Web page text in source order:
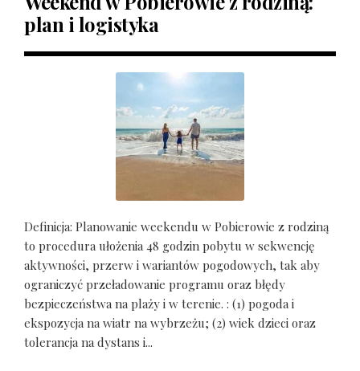
plan i logistyka
Definicja: Planowanie weekendu w Pobierowie z rodziną
to procedura ułożenia 48 godzin pobytu w sekwencję
aktywności, przerw i wariantów pogodowych, tak aby
ograniczyć przeładowanie programu oraz błędy
bezpieczeństwa na plaży i w terenie. : (1) pogoda i
ekspozycja na wiatr na wybrzeżu; (2) wiek dzieci oraz
tolerancja na dystans i...